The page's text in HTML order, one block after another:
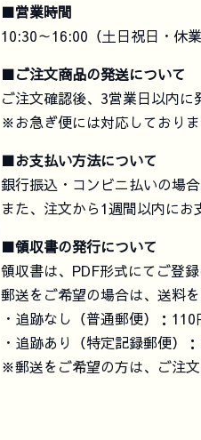
■営業時間
10:30～16:00（土日祝日・休業
■ご注文商品の発送について
ご注文確認後、3営業日以内に
※お急ぎ便には対応しており
■お支払い方法について
銀行振込・コンビニ払いの場
また、注文から1週間以内にお
■領収書の発行について
領収書は、PDF形式にてご登
郵送をご希望の場合は、送料
・追跡なし（普通郵便）：110
・追跡あり（特定記録郵便）
※郵送をご希望の方は、ご注